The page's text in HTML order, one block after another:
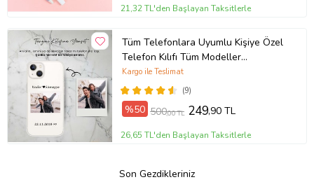
21,32 TL'den Başlayan Taksitlerle
Tüm Telefonlara Uyumlu Kişiye Özel
Telefon Kılıfı Tüm Modeller
Açıklamada
(9)
Kargo ile Teslimat
%50 500,00 TL 249,90 TL
26,65 TL'den Başlayan Taksitlerle
Son Gezdikleriniz